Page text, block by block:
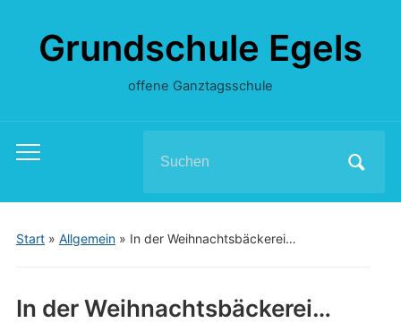
Grundschule Egels
offene Ganztagsschule
Toggle
menu
for:
Start» Allgemein» In der Weihnachtsbäckerei…
In der Weihnachtsbäckerei…